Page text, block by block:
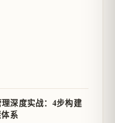
深度实战：4步构建
系